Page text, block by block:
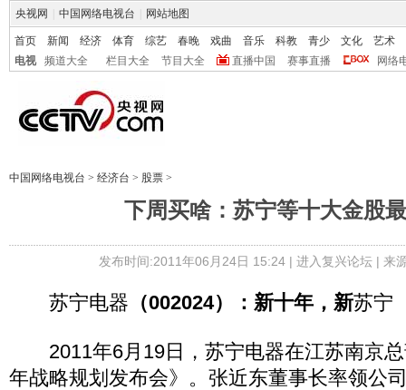
央视网 中国网络电视台 网站地图
首页 新闻 经济 体育 综艺 春晚 戏曲 音乐 科教 青少 文化
艺术
电视
频道大全 栏目大全 节目大全 直播中国 赛事直播 网络
中国网络电视台 > 经济台 > 股票 >
下周买啥：苏宁等十大金股
发布时间:2011年06月24日 15:24 | 进入复兴论坛| 来
苏宁电器 （002024）：新十年，新苏宁
2011年6月19日，苏宁电器在江苏南京总
年战略规划发布会》。张近东董事长率领公